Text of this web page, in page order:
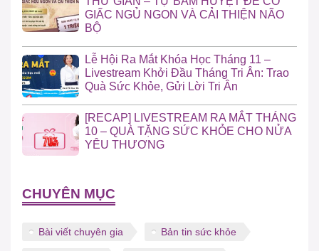
GIẤC NGỦ NGON VÀ CẢI THIỆN NÃO
BỘ
Lễ Hội Ra Mắt Khóa Học Tháng 11 –
Livestream Khởi Đầu Tháng Tri Ân: Trao
Quà Sức Khỏe, Gửi Lời Tri Ân
[RECAP] LIVESTREAM RA MẮT THÁNG
10 – QUÀ TẶNG SỨC KHỎE CHO NỬA
YÊU THƯƠNG
CHUYÊN MỤC
Bài viết chuyên gia Bản tin sức khỏe